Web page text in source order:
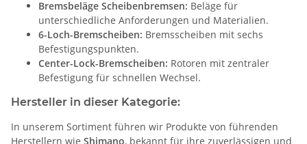
Bremsbeläge Scheibenbremsen: Beläge für
unterschiedliche Anforderungen und Materialien.
6-Loch-Bremscheiben: Bremsscheiben mit sechs
Befestigungspunkten.
Center-Lock-Bremscheiben: Rotoren mit zentraler
Befestigung für schnellen Wechsel.
Hersteller in dieser Kategorie:
In unserem Sortiment führen wir Produkte von führenden
Herstellern wie Shimano, bekannt für ihre zuverlässigen und